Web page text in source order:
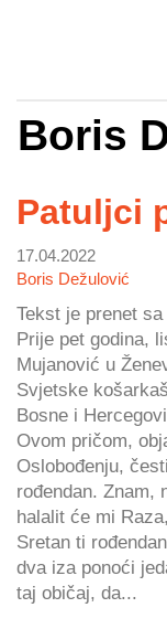
Boris
Patuljci
17.04.2022
Boris Dežulović
Tekst je prenet
Prije pet godina,
Mujanović u
Svjetske
Bosne i
Ovom pričom,
Oslobođenju,
rođendan. Znam,
halalit će mi
Sretan ti
dva iza ponoći
taj običaj, da...